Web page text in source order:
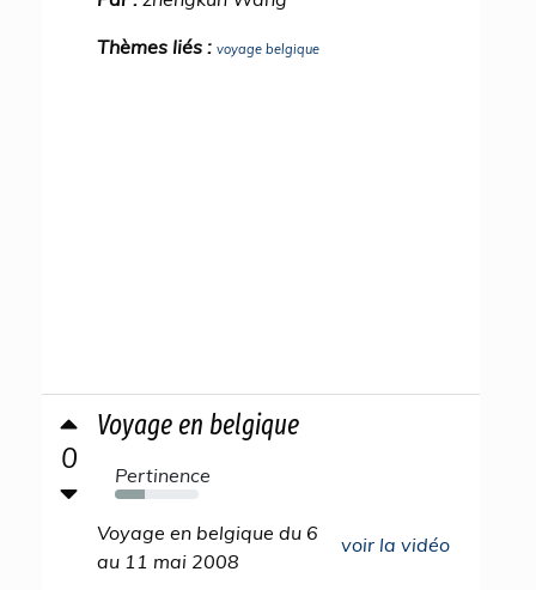
Thèmes liés : voyage belgique
0
Voyage en belgique
Pertinence
35%
voir la vidéo
Voyage en belgique du 6
au 11 mai 2008